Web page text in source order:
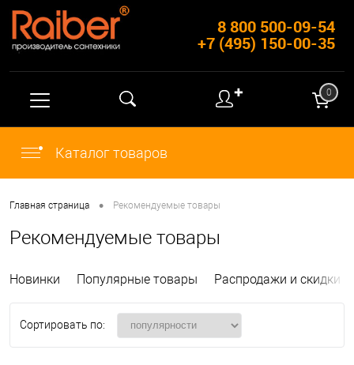
8 800 500-09-54
+7 (495) 150-00-35
✚ 0
Каталог товаров
Главная страница • Рекомендуемые товары
Рекомендуемые товары
Новинки Популярные товары Распродажи и скидки
Сортировать по: